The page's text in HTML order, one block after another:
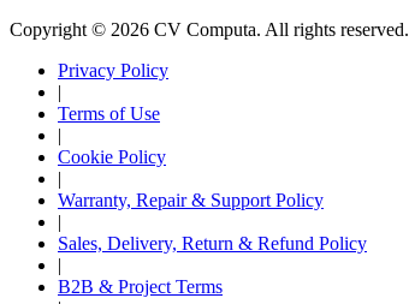
Copyright © 2026 CV Computa. All rights reserved.
Privacy Policy
|
Terms of Use
|
Cookie Policy
|
Warranty, Repair & Support Policy
|
Sales, Delivery, Return & Refund Policy
|
B2B & Project Terms